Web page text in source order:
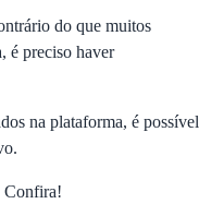
do que muitos
é preciso haver
na plataforma, é possível
Confira!